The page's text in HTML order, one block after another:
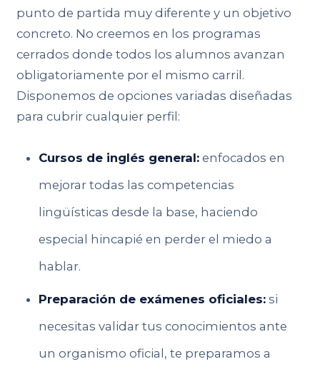
punto de partida muy diferente y un objetivo
concreto. No creemos en los programas
cerrados donde todos los alumnos avanzan
obligatoriamente por el mismo carril.
Disponemos de opciones variadas diseñadas
para cubrir cualquier perfil:
Cursos de inglés general: enfocados en
mejorar todas las competencias
lingüísticas desde la base, haciendo
especial hincapié en perder el miedo a
hablar.
Preparación de exámenes oficiales: si
necesitas validar tus conocimientos ante
un organismo oficial, te preparamos a